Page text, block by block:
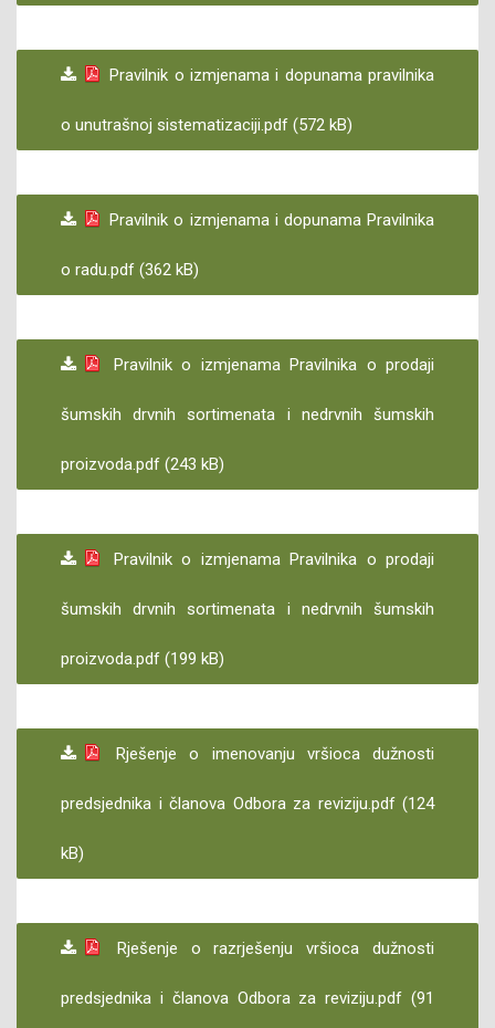
Pravilnik o izmjenama i dopunama pravilnika
o unutrašnoj sistematizaciji.pdf (572 kB)
Pravilnik o izmjenama i dopunama Pravilnika
o radu.pdf (362 kB)
Pravilnik o izmjenama Pravilnika o prodaji
šumskih drvnih sortimenata i nedrvnih šumskih
proizvoda.pdf (243 kB)
Pravilnik o izmjenama Pravilnika o prodaji
šumskih drvnih sortimenata i nedrvnih šumskih
proizvoda.pdf (199 kB)
Rješenje o imenovanju vršioca dužnosti
predsjednika i članova Odbora za reviziju.pdf (124
kB)
Rješenje o razrješenju vršioca dužnosti
predsjednika i članova Odbora za reviziju.pdf (91